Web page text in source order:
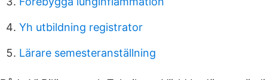
Yh utbildning registrator
Lärare semesteranställning